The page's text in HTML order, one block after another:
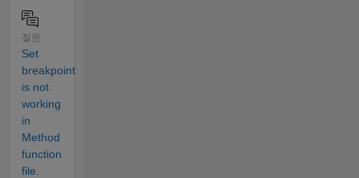
질문
Set
breakpoint
is not
working
in
Method
function
file.